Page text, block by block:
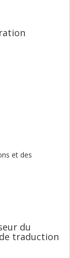
et des
du
traduction